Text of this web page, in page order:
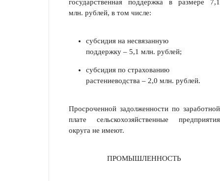
государственная поддержка в размере 7,1
млн. рублей, в том числе:
субсидия на несвязанную
поддержку – 5,1 млн. рублей;
субсидия по страхованию
растениеводства – 2,0 млн. рублей.
Просроченной задолженности по заработной
плате сельскохозяйствен­ные предприятия
округа не имеют.
ПРОМЫШЛЕННОСТЬ